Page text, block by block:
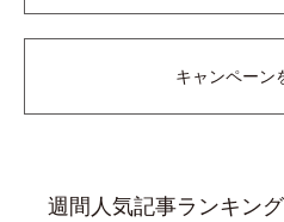
キャンペーン
週間人気記事ランキング